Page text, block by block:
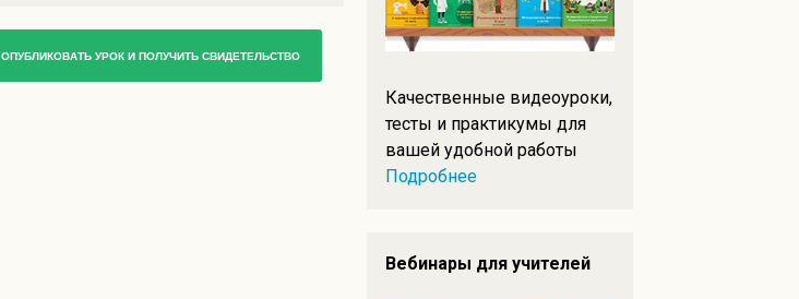
ОПУБЛИКОВАТЬ УРОК И ПОЛУЧИТЬ СВИДЕТЕЛЬСТВО
Качественные видеоуроки,
тесты и практикумы для
вашей удобной работы
Подробнее
Вебинары для учителей